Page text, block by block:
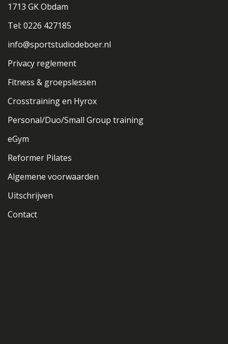
1713 GK Obdam
Tel: 0226 427185
info@sportstudiodeboer.nl
Privacy reglement
Fitness & groepslessen
Crosstraining en Hyrox
Personal/Duo/Small Group training
eGym
Reformer Pilates
Algemene voorwaarden
Uitschrijven
Contact